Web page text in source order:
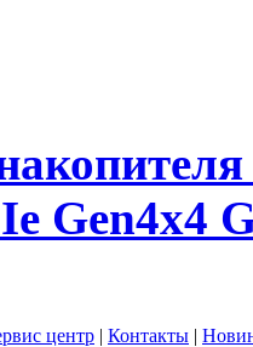
Gen4х4
центр | Контакты |